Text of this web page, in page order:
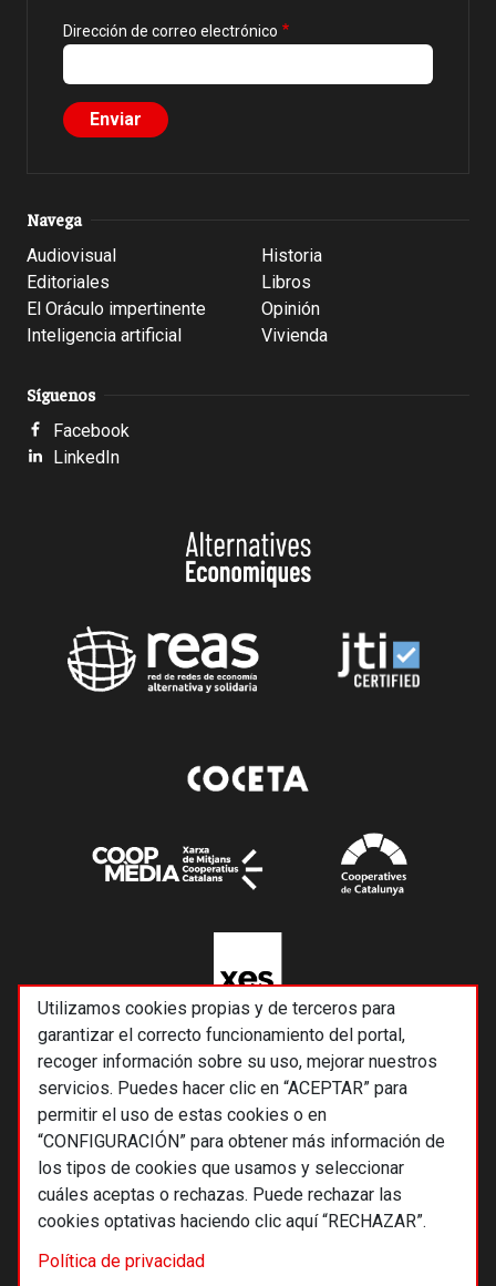
Utilizamos cookies propias y de terceros para
garantizar el correcto funcionamiento del portal,
recoger información sobre su uso, mejorar nuestros
servicios. Puedes hacer clic en “ACEPTAR” para
permitir el uso de estas cookies o en
“CONFIGURACIÓN” para obtener más información de
los tipos de cookies que usamos y seleccionar
cuáles aceptas o rechazas. Puede rechazar las
cookies optativas haciendo clic aquí “RECHAZAR”.
Política de privacidad
Dirección de correo electrónico
Navega
Audiovisual
Editoriales
El Oráculo impertinente
Inteligencia artificial
Historia
Libros
Opinión
Vivienda
Síguenos
Facebook
LinkedIn
© 2026 Alternativas económicas SCCL
Footer
Términos y condiciones de uso